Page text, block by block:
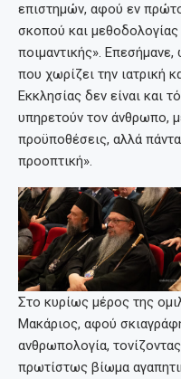
επιστημών, αφού εν
σκοπού και μεθοδολογίας
ποιμαντικής».
που χωρίζει την ιατρική
Εκκλησίας δεν είναι και
υπηρετούν τον άνθρωπο,
προϋποθέσεις, αλλά
προοπτική».
Στο κυρίως μέρος της
Μακάριος, αφού
ανθρωπολογία,
πρωτίστως βίωμα